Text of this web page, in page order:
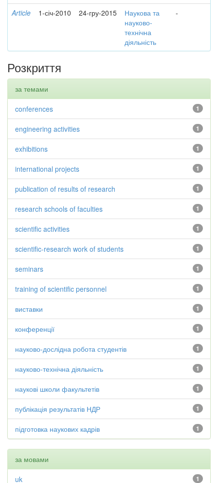
Article 1-січ-2010 24-гру-2015
Наукова та
науково-
технічна
діяльність
-
Розкриття
за темами
1
conferences
1
engineering activities
1
exhibitions
1
international projects
1
publication of results of research
1
research schools of faculties
1
scientific activities
1
scientific-research work of students
1
seminars
1
training of scientific personnel
1
виставки
1
конференції
1
науково-дослідна робота студентів
1
науково-технічна діяльність
1
наукові школи факультетів
1
публікація результатів НДР
1
підготовка наукових кадрів
за мовами
1
uk